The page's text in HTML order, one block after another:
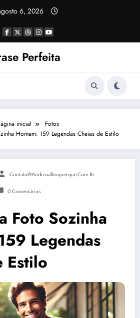
6, 2026
Perfeita
inicial
Fotos
Homem: 159 Legendas Cheias de Estilo
Contato@andreaalbuquerque.com.br
0 Comentários
Foto Sozinha
Legendas
Estilo